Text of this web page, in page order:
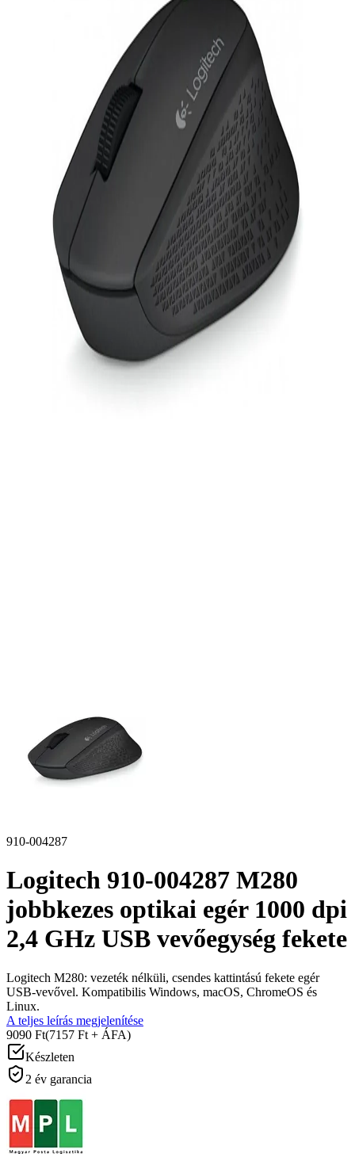
910-004287
Logitech 910-004287 M280
jobbkezes optikai egér 1000 dpi
2,4 GHz USB vevőegység fekete
Logitech M280: vezeték nélküli, csendes kattintású fekete egér
USB-vevővel. Kompatibilis Windows, macOS, ChromeOS és
Linux.
A teljes leírás megjelenítése
9090 Ft(7157 Ft + ÁFA)
Készleten
2 év garancia